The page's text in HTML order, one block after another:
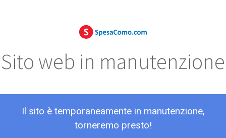
Sito web in manutenzione
Il sito è temporaneamente in manutenzione,
torneremo presto!